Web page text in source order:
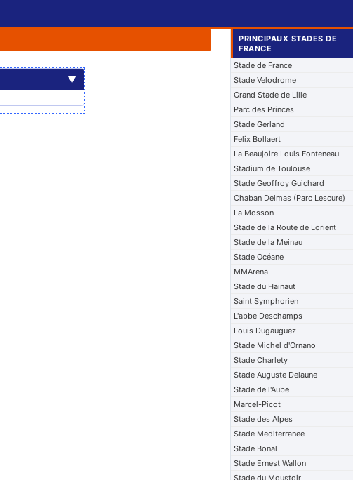
▼
PRINCIPAUX STADES DE
FRANCE
Stade de France
Stade Velodrome
Grand Stade de Lille
Parc des Princes
Stade Gerland
Felix Bollaert
La Beaujoire Louis Fonteneau
Stadium de Toulouse
Stade Geoffroy Guichard
Chaban Delmas (Parc Lescure)
La Mosson
Stade de la Route de Lorient
Stade de la Meinau
Stade Océane
MMArena
Stade du Hainaut
Saint Symphorien
L'abbe Deschamps
Louis Dugauguez
Stade Michel d'Ornano
Stade Charlety
Stade Auguste Delaune
Stade de l'Aube
Marcel-Picot
Stade des Alpes
Stade Mediterranee
Stade Bonal
Stade Ernest Wallon
Stade du Moustoir